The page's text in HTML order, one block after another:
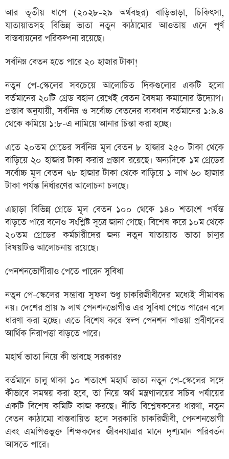
আর তৃতীয় ধাপে (২০২৮-২৯ অর্থবছর) বাড়িভাড়া, চিকিৎসা,
যাতায়াতসহ বিভিন্ন ভাতা নতুন কাঠামোর আওতায় এনে পূর্ণ
বাস্তবায়নের পরিকল্পনা রয়েছে।
সর্বনিম্ন বেতন হতে পারে ২০ হাজার টাকা!
নতুন পে-স্কেলের সবচেয়ে আলোচিত দিকগুলোর একটি হলো
বর্তমানের ২০টি গ্রেড বহাল রেখেই বেতন বৈষম্য কমানোর উদ্যোগ।
প্রস্তাব অনুযায়ী, সর্বনিম্ন ও সর্বোচ্চ বেতনের ব্যবধান বর্তমানের ১:৯.৪
থেকে কমিয়ে ১:৮-এ নামিয়ে আনার চিন্তা করা হচ্ছে।
এতে ২০তম গ্রেডের সর্বনিম্ন মূল বেতন ৮ হাজার ২৫০ টাকা থেকে
বাড়িয়ে ২০ হাজার টাকা করার প্রস্তাব রয়েছে। অন্যদিকে ১ম গ্রেডের
সর্বোচ্চ মূল বেতন ৭৮ হাজার টাকা থেকে বাড়িয়ে ১ লাখ ৬০ হাজার
টাকা পর্যন্ত নির্ধারণের আলোচনা চলছে।
এছাড়া বিভিন্ন গ্রেডে মূল বেতন ১০০ থেকে ১৪০ শতাংশ পর্যন্ত
বাড়তে পারে বলেও সংশ্লিষ্ট সূত্রে জানা গেছে। বিশেষ করে ১০ম থেকে
২০তম গ্রেডের কর্মচারীদের জন্য নতুন যাতায়াত ভাতা চালুর
বিষয়টিও আলোচনায় রয়েছে।
পেনশনভোগীরাও পেতে পারেন সুবিধা
নতুন পে-স্কেলের সম্ভাব্য সুফল শুধু চাকরিজীবীদের মধ্যেই সীমাবদ্ধ
নয়। দেশের প্রায় ৯ লাখ পেনশনভোগীও এর সুবিধা পেতে পারেন বলে
ধারণা করা হচ্ছে। এতে বিশেষ করে স্বল্প পেনশন পাওয়া প্রবীণদের
আর্থিক নিরাপত্তা বাড়তে পারে।
মহার্ঘ ভাতা নিয়ে কী ভাবছে সরকার?
বর্তমানে চালু থাকা ১০ শতাংশ মহার্ঘ ভাতা নতুন পে-স্কেলের সঙ্গে
কীভাবে সমন্বয় করা হবে, তা নিয়ে অর্থ মন্ত্রণালয়ের সচিব পর্যায়ের
একটি বিশেষ কমিটি কাজ করছে। নীতি বিশ্লেষকদের ধারণা, নতুন
বেতন কাঠামো বাস্তবায়িত হলে সরকারি চাকরিজীবী, পেনশনভোগী
এবং এমপিওভুক্ত শিক্ষকদের জীবনযাত্রার মানে দৃশ্যমান পরিবর্তন
আসতে পারে।